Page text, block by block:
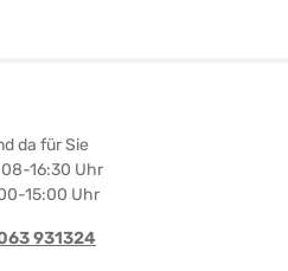
da für Sie
08-16:30 Uhr
15:00 Uhr
931324